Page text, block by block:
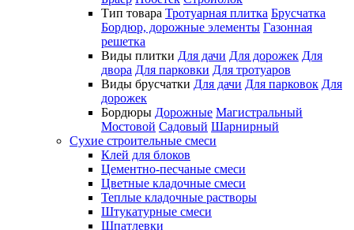
Тип товара Тротуарная плитка Брусчатка
Бордюр, дорожные элементы Газонная
решетка
Виды плитки Для дачи Для дорожек Для
двора Для парковки Для тротуаров
Виды брусчатки Для дачи Для парковок Для
дорожек
Бордюры Дорожные Магистральный
Мостовой Садовый Шарнирный
Сухие строительные смеси
Клей для блоков
Цементно-песчаные смеси
Цветные кладочные смеси
Теплые кладочные растворы
Штукатурные смеси
Шпатлевки